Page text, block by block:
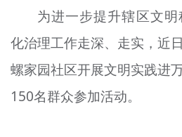
未成年人思想道德建设
榜样人物
身边好人
为进一步提升辖区文
化治理工作走深、走实，近
螺家园社区开展文明实践进
150名群众参加活动。